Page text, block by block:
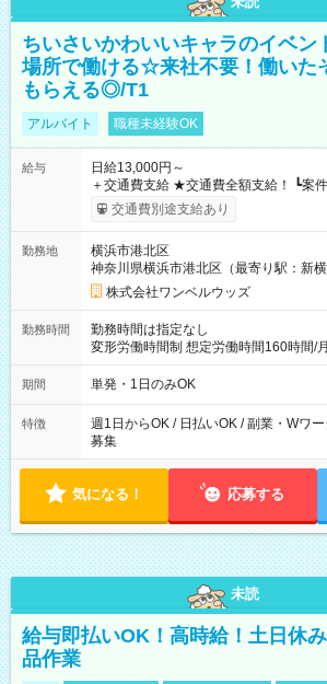
ちいさいかわいいキャラのイベン
場所で働ける☆来社不要！働いた
もらえる◎/T1
アルバイト 職種未経験OK
給与
日給13,000円～
＋交通費支給 ★交通費全額支給！ ┗案件により規定あり ★日払
いOK！（規定あり） ┗働いたその日に
ンビニATMから 日払い分を引き落とせます！ 【試用
交通費別途支給あり
勤務地
横浜市港北区
神奈川県横浜市港北区（最寄り駅：新横
株式会社ワンベルウッズ
勤務時間
勤務時間は指定なし
変形労働時間制 想定労働時間160時間/月 【シフト例】 ・8：00
～21：00
期間 単発・1日のみOK
特徴
週1日からOK / 日払いOK / 副業・Wワ
募集
気になる！ 応募する
未読
給与即払いOK！高時給！土日休
品作業